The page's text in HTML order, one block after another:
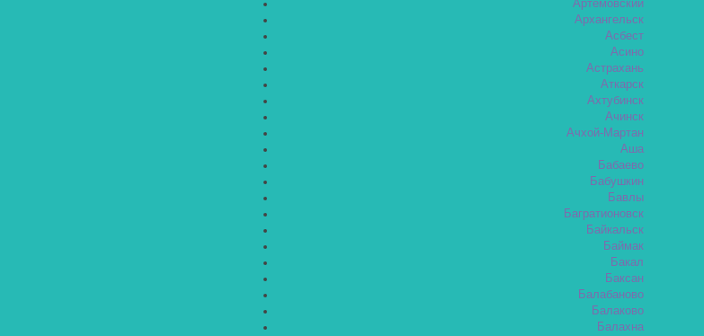
Артёмовский
Архангельск
Асбест
Асино
Астрахань
Аткарск
Ахтубинск
Ачинск
Ачхой-Мартан
Аша
Бабаево
Бабушкин
Бавлы
Багратионовск
Байкальск
Баймак
Бакал
Баксан
Балабаново
Балаково
Балахна